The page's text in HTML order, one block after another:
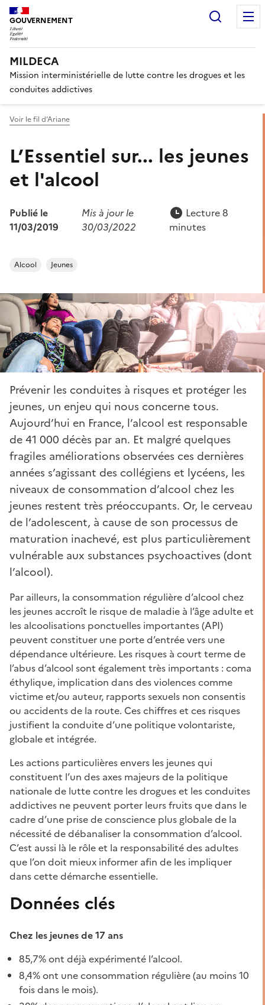
Panneau de gestion des
GOUVERNEMENT
MILDECA
Mission interministérielle de lutte contre les drogues et les
conduites addictives
Voir le fil d’Ariane
L’Essentiel sur... les jeunes
et l'alcool
Publié le
11/03/2019
Mis à jour le
30/03/2022
Lecture 8
minutes
Alcool Jeunes
Prévenir les conduites à risques et protéger les
jeunes, un enjeu qui nous concerne tous.
Aujourd’hui en France, l’alcool est responsable
de 41 000 décès par an. Et malgré quelques
fragiles améliorations observées ces dernières
années s’agissant des collégiens et lycéens, les
niveaux de consommation d’alcool chez les
jeunes restent très préoccupants. Or, le cerveau
de l’adolescent, à cause de son processus de
maturation inachevé, est plus particulièrement
vulnérable aux substances psychoactives (dont
l’alcool).
Par ailleurs, la consommation régulière d’alcool chez
les jeunes accroît le risque de maladie à l’âge adulte et
les alcoolisations ponctuelles importantes (API)
peuvent constituer une porte d’entrée vers une
dépendance ultérieure. Les risques à court terme de
l’abus d’alcool sont également très importants : coma
éthylique, implication dans des violences comme
victime et/ou auteur, rapports sexuels non consentis
ou accidents de la route. Ces chiffres et ces risques
justifient la conduite d’une politique volontariste,
globale et intégrée.
Les actions particulières envers les jeunes qui
constituent l’un des axes majeurs de la politique
nationale de lutte contre les drogues et les conduites
addictives ne peuvent porter leurs fruits que dans le
cadre d’une prise de conscience plus globale de la
nécessité de débanaliser la consommation d’alcool.
C’est aussi là le rôle et la responsabilité des adultes
que l’on doit mieux informer afin de les impliquer
dans cette démarche essentielle.
Données clés
Chez les jeunes de 17 ans
85,7% ont déjà expérimenté l’alcool.
8,4% ont une consommation régulière (au moins 10
fois dans le mois).